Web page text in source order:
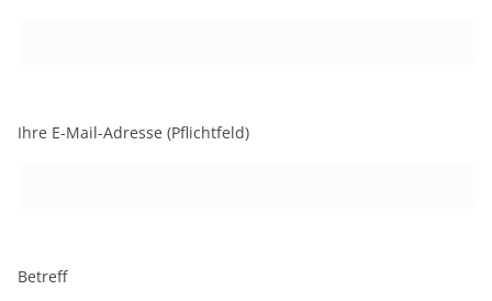
Ihre E-Mail-Adresse (Pflichtfeld)
Betreff